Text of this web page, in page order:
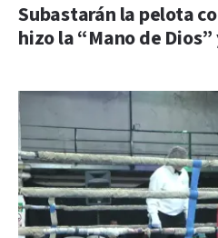
Subastarán la pelota
hizo la “Mano de